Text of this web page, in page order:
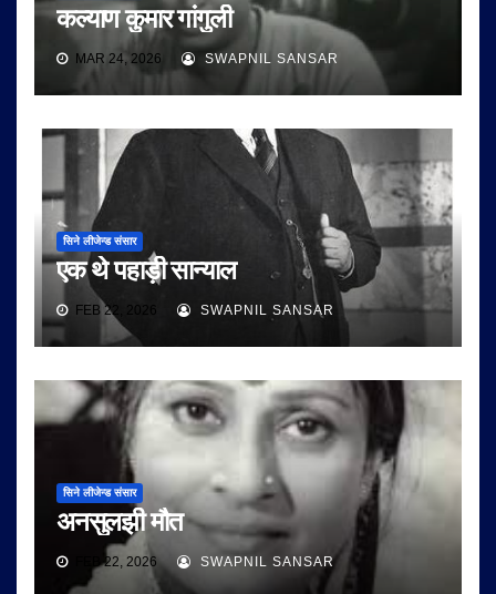
कल्याण कुमार गांगुली
MAR 24, 2026 SWAPNIL SANSAR
सिने लीजेन्ड संसार
एक थे पहाड़ी सान्याल
FEB 22, 2026 SWAPNIL SANSAR
सिने लीजेन्ड संसार
अनसुलझी मौत
FEB 22, 2026 SWAPNIL SANSAR